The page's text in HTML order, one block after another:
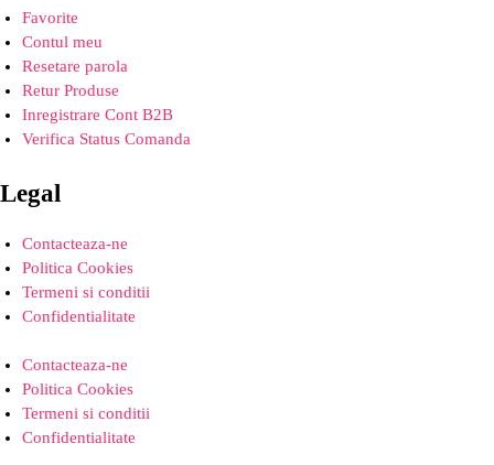
Favorite
Contul meu
Resetare parola
Retur Produse
Inregistrare Cont B2B
Verifica Status Comanda
Legal
Contacteaza-ne
Politica Cookies
Termeni si conditii
Confidentialitate
Contacteaza-ne
Politica Cookies
Termeni si conditii
Confidentialitate